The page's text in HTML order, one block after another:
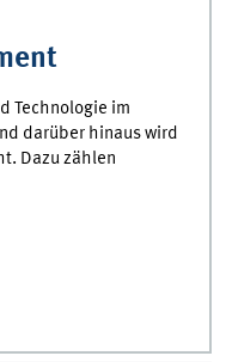
Technologie im
darüber hinaus wird
Dazu zählen